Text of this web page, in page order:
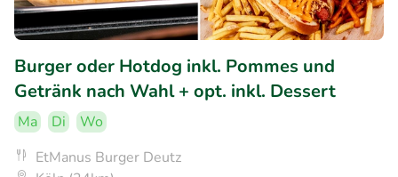
Burger oder Hotdog inkl. Pommes und
Getränk nach Wahl + opt. inkl. Dessert
Ma Di
Wo
EtManus Burger Deutz